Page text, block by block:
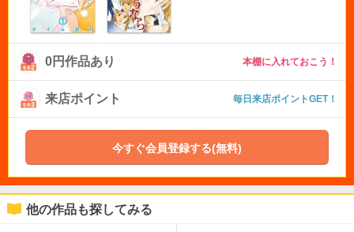
0円作品あり 本棚に入れておこう！
来店ポイント 毎日来店ポイントGET！
今すぐ会員登録する(無料)
他の作品も探してみる